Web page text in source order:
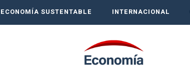
ECONOMÍA SUSTENTABLE INTERNACIONAL